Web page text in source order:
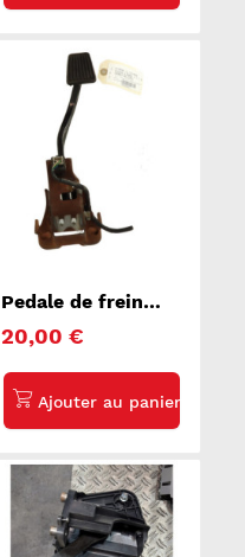
Pedale de frein
2
20,00 €